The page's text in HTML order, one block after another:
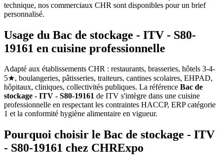
technique, nos commerciaux CHR sont disponibles pour un brief
personnalisé.
Usage du Bac de stockage - ITV - S80-
19161 en cuisine professionnelle
Adapté aux établissements CHR : restaurants, brasseries, hôtels 3-4-
5★, boulangeries, pâtisseries, traiteurs, cantines scolaires, EHPAD,
hôpitaux, cliniques, collectivités publiques. La référence Bac de
stockage - ITV - S80-19161 de ITV s'intègre dans une cuisine
professionnelle en respectant les contraintes HACCP, ERP catégorie
1 et la conformité hygiène alimentaire en vigueur.
Pourquoi choisir le Bac de stockage - ITV
- S80-19161 chez CHRExpo